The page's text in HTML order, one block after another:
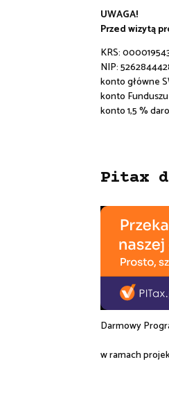
UWAGA!
Przed wizytą
KRS:
NIP:
konto główne
konto
konto 1,5 %
Pitax
Darmowy
w ramach